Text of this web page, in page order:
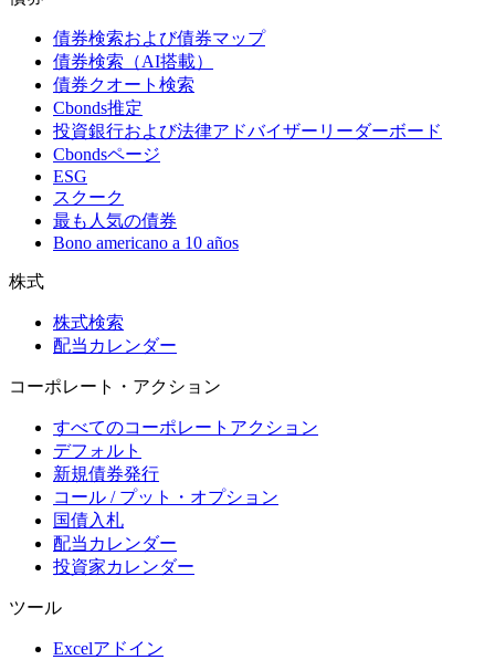
債券検索および債券マップ
債券検索（AI搭載）
債券クオート検索
Cbonds推定
投資銀行および法律アドバイザーリーダーボード
Cbondsページ
ESG
スクーク
最も人気の債券
Bono americano a 10 años
株式
株式検索
配当カレンダー
コーポレート・アクション
すべてのコーポレートアクション
デフォルト
新規債券発行
コール / プット・オプション
国債入札
配当カレンダー
投資家カレンダー
ツール
Excelアドイン